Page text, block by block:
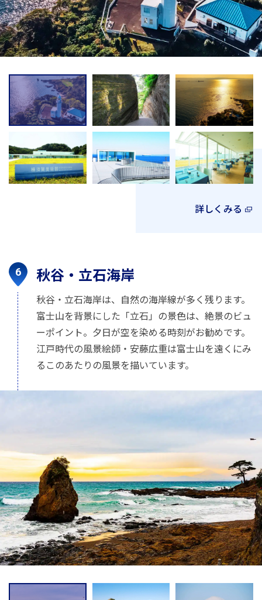
詳しくみる
秋谷・立石海岸
秋谷・立石海岸は、自然の海岸線が多く残ります。
富士山を背景にした「立石」の景色は、絶景のビュ
ーポイント。夕日が空を染める時刻がお勧めです。
江戸時代の風景絵師・安藤広重は富士山を遠くにみ
るこのあたりの風景を描いています。